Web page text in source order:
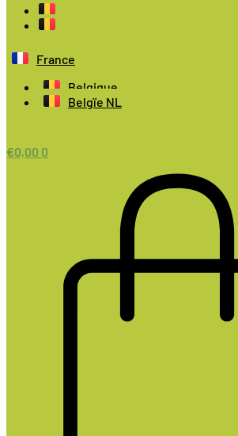
France
Belgique
Belgïe NL
€0,00 0